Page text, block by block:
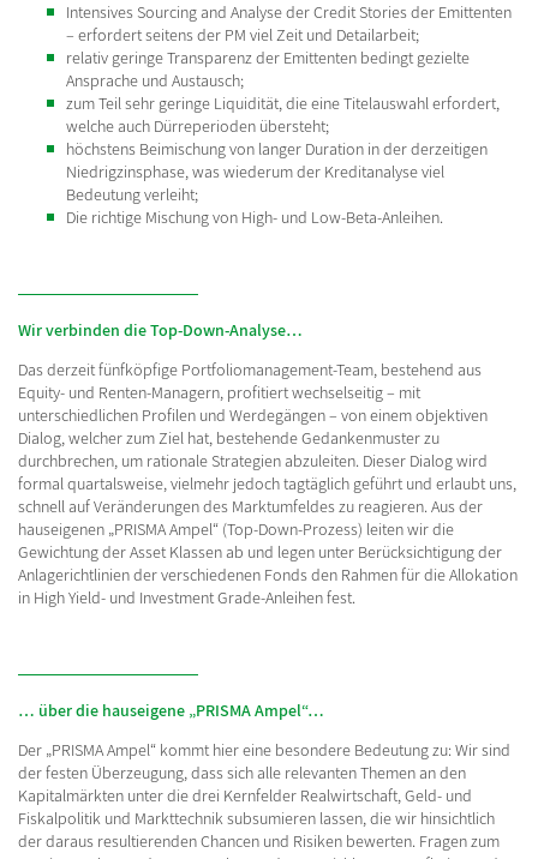
Intensives Sourcing and Analyse der Credit Stories der Emittenten
– erfordert seitens der PM viel Zeit und Detailarbeit;
relativ geringe Transparenz der Emittenten bedingt gezielte
Ansprache und Austausch;
zum Teil sehr geringe Liquidität, die eine Titelauswahl erfordert,
welche auch Dürreperioden übersteht;
höchstens Beimischung von langer Duration in der derzeitigen
Niedrigzinsphase, was wiederum der Kreditanalyse viel
Bedeutung verleiht;
Die richtige Mischung von High- und Low-Beta-Anleihen.
Wir verbinden die Top-Down-Analyse…
Das derzeit fünfköpfige Portfoliomanagement-Team, bestehend aus
Equity- und Renten-Managern, profitiert wechselseitig – mit
unterschiedlichen Profilen und Werdegängen – von einem objektiven
Dialog, welcher zum Ziel hat, bestehende Gedankenmuster zu
durchbrechen, um rationale Strategien abzuleiten. Dieser Dialog wird
formal quartalsweise, vielmehr jedoch tagtäglich geführt und erlaubt uns,
schnell auf Veränderungen des Marktumfeldes zu reagieren. Aus der
hauseigenen „PRISMA Ampel“ (Top-Down-Prozess) leiten wir die
Gewichtung der Asset Klassen ab und legen unter Berücksichtigung der
Anlagerichtlinien der verschiedenen Fonds den Rahmen für die Allokation
in High Yield- und Investment Grade-Anleihen fest.
… über die hauseigene „PRISMA Ampel“…
Der „PRISMA Ampel“ kommt hier eine besondere Bedeutung zu: Wir sind
der festen Überzeugung, dass sich alle relevanten Themen an den
Kapitalmärkten unter die drei Kernfelder Realwirtschaft, Geld- und
Fiskalpolitik und Markttechnik subsumieren lassen, die wir hinsichtlich
der daraus resultierenden Chancen und Risiken bewerten. Fragen zum